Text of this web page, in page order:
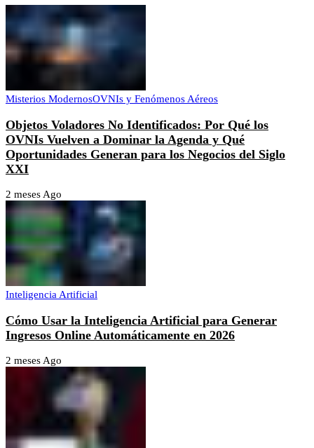
Misterios ModernosOVNIs y Fenómenos Aéreos
Objetos Voladores No Identificados: Por Qué los
OVNIs Vuelven a Dominar la Agenda y Qué
Oportunidades Generan para los Negocios del Siglo
XXI
2 meses Ago
Inteligencia Artificial
Cómo Usar la Inteligencia Artificial para Generar
Ingresos Online Automáticamente en 2026
2 meses Ago